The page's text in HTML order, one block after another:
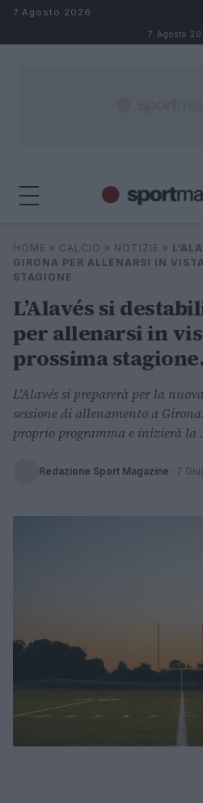
Salta al contenuto
7 Agosto 2026
7 Agosto
Cerca
HOME » CALCIO » NOTIZIE »
GIRONA PER ALLENARSI IN
STAGIONE
L’Alavés si
per allenarsi in
prossima
L’Alavés si preparerà per la
sessione di allenamento a
proprio programma e inizierà la
Redazione Sport Magazine · 7